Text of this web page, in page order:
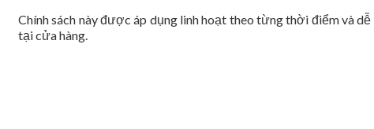
Chính sách này được áp dụng linh hoạt theo từng thời điểm và
tại cửa hàng.